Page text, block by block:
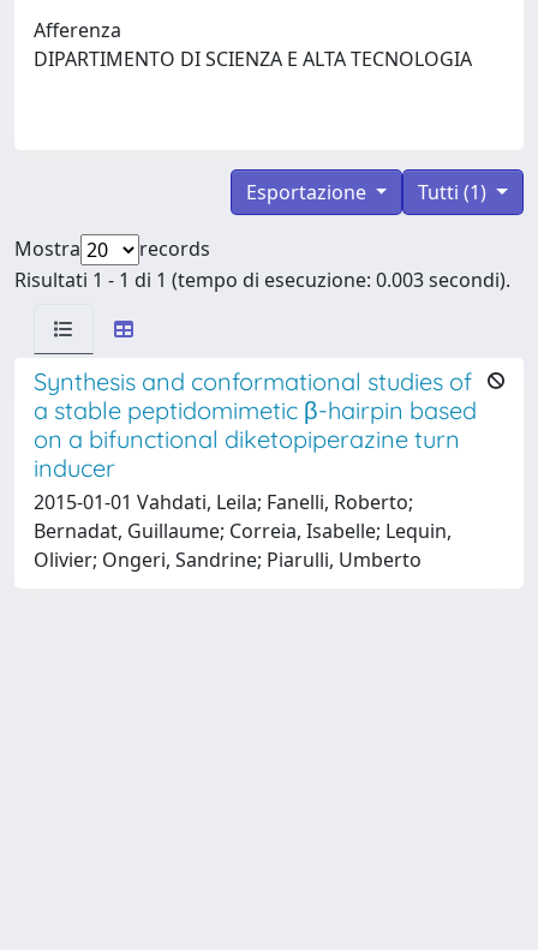
Afferenza
DIPARTIMENTO DI SCIENZA E ALTA TECNOLOGIA
Tutti (1)
Esportazione
Mostra
records
Risultati 1 - 1 di 1 (tempo di esecuzione: 0.003 secondi).
Synthesis and conformational studies of
a stable peptidomimetic β-hairpin based
on a bifunctional diketopiperazine turn
inducer
2015-01-01 Vahdati, Leila; Fanelli, Roberto;
Bernadat, Guillaume; Correia, Isabelle; Lequin,
Olivier; Ongeri, Sandrine; Piarulli, Umberto